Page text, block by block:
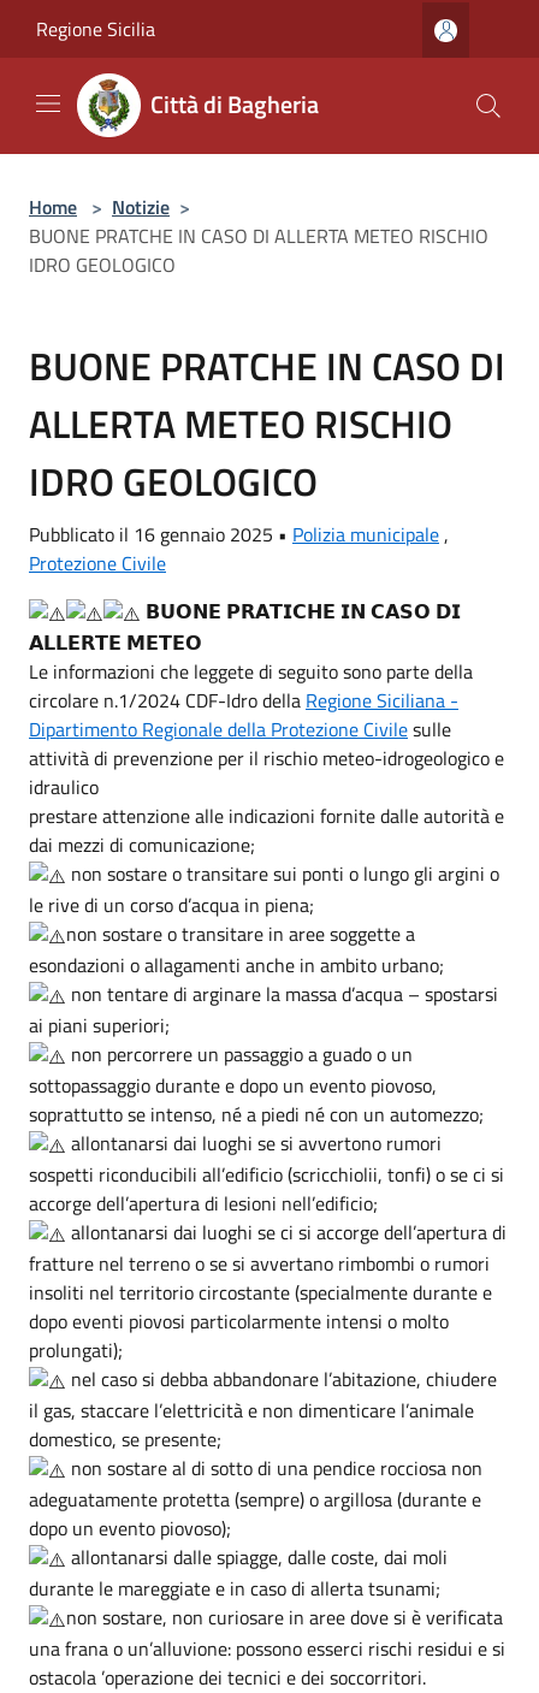
Regione Sicilia
Città di Bagheria
Home > Notizie >
BUONE PRATCHE IN CASO DI ALLERTA METEO RISCHIO
IDRO GEOLOGICO
BUONE PRATCHE IN CASO DI
ALLERTA METEO RISCHIO
IDRO GEOLOGICO
Pubblicato il 16 gennaio 2025 • Polizia municipale ,
Protezione Civile
𝗕𝗨𝗢𝗡𝗘 𝗣𝗥𝗔𝗧𝗜𝗖𝗛𝗘 𝗜𝗡 𝗖𝗔𝗦𝗢 𝗗𝗜
𝗔𝗟𝗟𝗘𝗥𝗧𝗘 𝗠𝗘𝗧𝗘𝗢
Le informazioni che leggete di seguito sono parte della
circolare n.1/2024 CDF-Idro della Regione Siciliana -
Dipartimento Regionale della Protezione Civilesulle
attività di prevenzione per il rischio meteo-idrogeologico e
idraulico
prestare attenzione alle indicazioni fornite dalle autorità e
dai mezzi di comunicazione;
non sostare o transitare sui ponti o lungo gli argini o
le rive di un corso d’acqua in piena;
non sostare o transitare in aree soggette a
esondazioni o allagamenti anche in ambito urbano;
non tentare di arginare la massa d’acqua – spostarsi
ai piani superiori;
non percorrere un passaggio a guado o un
sottopassaggio durante e dopo un evento piovoso,
soprattutto se intenso, né a piedi né con un automezzo;
allontanarsi dai luoghi se si avvertono rumori
sospetti riconducibili all’edificio (scricchiolii, tonfi) o se ci si
accorge dell’apertura di lesioni nell’edificio;
allontanarsi dai luoghi se ci si accorge dell’apertura di
fratture nel terreno o se si avvertano rimbombi o rumori
insoliti nel territorio circostante (specialmente durante e
dopo eventi piovosi particolarmente intensi o molto
prolungati);
nel caso si debba abbandonare l’abitazione, chiudere
il gas, staccare l’elettricità e non dimenticare l’animale
domestico, se presente;
non sostare al di sotto di una pendice rocciosa non
adeguatamente protetta (sempre) o argillosa (durante e
dopo un evento piovoso);
allontanarsi dalle spiagge, dalle coste, dai moli
durante le mareggiate e in caso di allerta tsunami;
non sostare, non curiosare in aree dove si è verificata
una frana o un’alluvione: possono esserci rischi residui e si
ostacola ’operazione dei tecnici e dei soccorritori.